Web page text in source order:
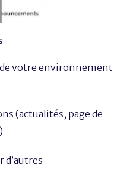
de votre environnement
(actualités, page de
d’autres